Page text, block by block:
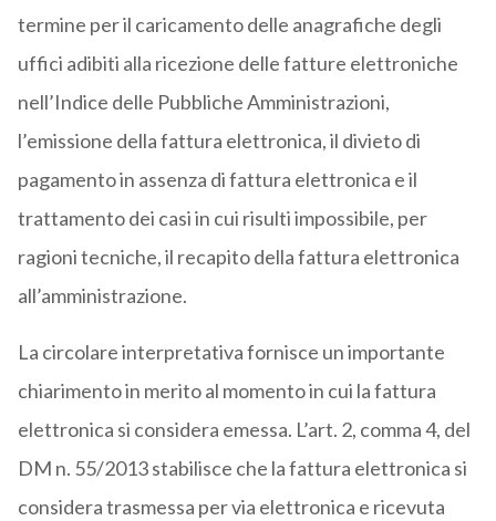
termine per il caricamento delle anagrafiche degli
uffici adibiti alla ricezione delle fatture elettroniche
nell’Indice delle Pubbliche Amministrazioni,
l’emissione della fattura elettronica, il divieto di
pagamento in assenza di fattura elettronica e il
trattamento dei casi in cui risulti impossibile, per
ragioni tecniche, il recapito della fattura elettronica
all’amministrazione.
La circolare interpretativa fornisce un importante
chiarimento in merito al momento in cui la fattura
elettronica si considera emessa. L’art. 2, comma 4, del
DM n. 55/2013 stabilisce che la fattura elettronica si
considera trasmessa per via elettronica e ricevuta